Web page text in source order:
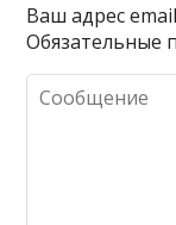
Ваш адрес
Обязательные